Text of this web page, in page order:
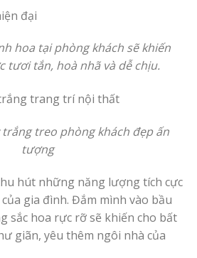
hoa tại phòng khách sẽ khiến
tươi tắn, hoà nhã và dễ chịu.
treo phòng khách đẹp ấn
tượng
hút những năng lượng tích cực
gia đình. Đắm mình vào bầu
sắc hoa rực rỡ sẽ khiến cho bất
giãn, yêu thêm ngôi nhà của